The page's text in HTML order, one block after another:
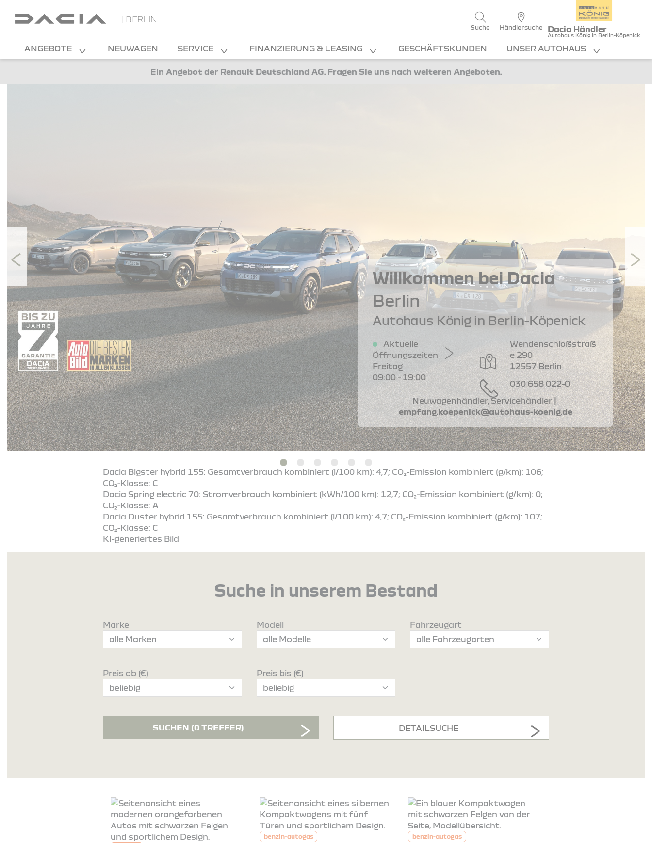
| BERLIN
Suche Händlersuche Dacia Händler
Autohaus König in Berlin-Köpenick
ANGEBOTE NEUWAGEN SERVICE FINANZIERUNG & LEASING GESCHÄFTSKUNDEN UNSER AUTOHAUS
Ein Angebot der Renault Deutschland AG. Fragen Sie uns nach weiteren Angeboten.
ANGEBOT ANFRAGEN
Dacia Bigster hybrid 155: Gesamtverbrauch kombiniert (l/100 km): 4,7; CO₂-Emission kombiniert (g/km): 106;
CO₂-Klasse: C
Dacia Spring electric 70: Stromverbrauch kombiniert (kWh/100 km): 12,7; CO₂-Emission kombiniert (g/km): 0;
CO₂-Klasse: A
Dacia Duster hybrid 155: Gesamtverbrauch kombiniert (l/100 km): 4,7; CO₂-Emission kombiniert (g/km): 107;
CO₂-Klasse: C
KI-generiertes Bild
Suche in unserem Bestand
Marke Modell Fahrzeugart
Preis ab (€) Preis bis (€)
SUCHEN (0 TREFFER) DETAILSUCHE
benzin-autogas benzin-autogas